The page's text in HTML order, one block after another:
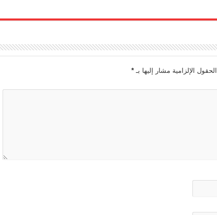
الحقول الإلزامية مشار إليها بـ *